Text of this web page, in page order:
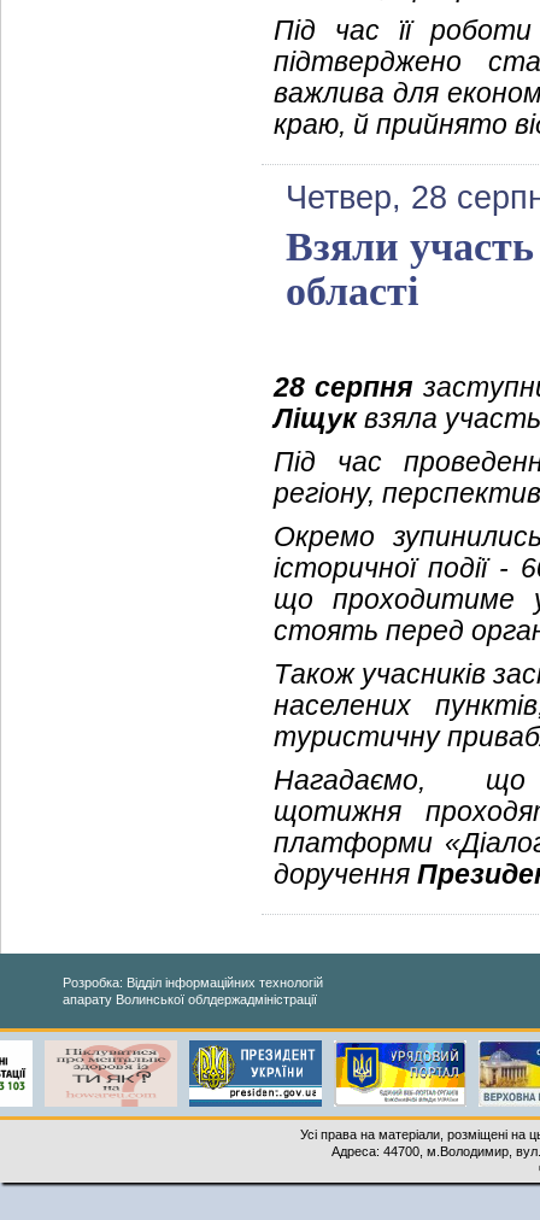
Під час її
підтверджено
важлива для
краю, й прийнято
Четвер, 28
Взяли
області
28 серпня
Ліщуквзяла
Під час
регіону,
Окремо
історичної події -
що проходитиме у
стоять перед
Також учасників
населених
туристичну
Нагадаємо, що
щотижня
платформи
доручення
Розробка: Відділ інформаційних технологій
апарату Волинської облдержадміністрації
Усі права на матеріали, розміщені на
Адреса: 44700, м.Володимир,